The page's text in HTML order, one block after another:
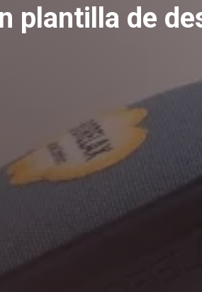
plantilla de